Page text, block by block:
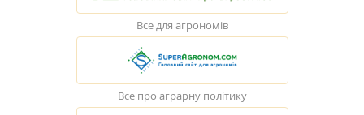
Все для агрономів
Все про аграрну політику